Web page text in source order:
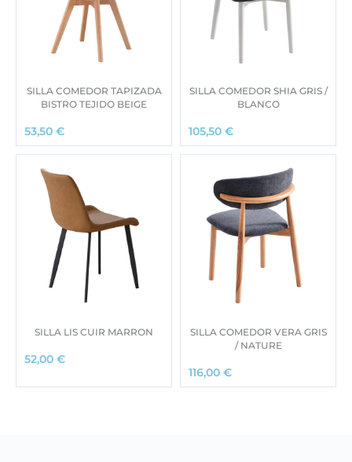
SILLA COMEDOR TAPIZADA
BISTRO TEJIDO BEIGE
53,50 €
SILLA COMEDOR SHIA GRIS /
BLANCO
105,50 €
SILLA LIS CUIR MARRON
52,00 €
SILLA COMEDOR VERA GRIS
/ NATURE
116,00 €